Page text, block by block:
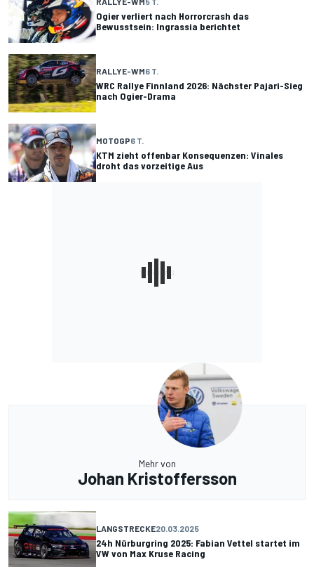
Ogier verliert nach Horrorcrash das
Bewusstsein: Ingrassia berichtet
RALLYE-WM6 T.
WRC Rallye Finnland 2026: Nächster Pajari-Sieg
nach Ogier-Drama
MOTOGP6 T.
KTM zieht offenbar Konsequenzen: Vinales
droht das vorzeitige Aus
Mehr von
Johan Kristoffersson
LANGSTRECKE20.03.2025
24h Nürburgring 2025: Fabian Vettel startet im
VW von Max Kruse Racing